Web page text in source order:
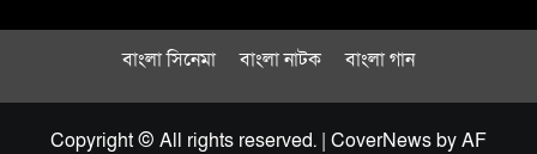
বাংলা সিনেমা বাংলা নাটক বাংলা গান
Copyright © All rights reserved. | CoverNewsby AF